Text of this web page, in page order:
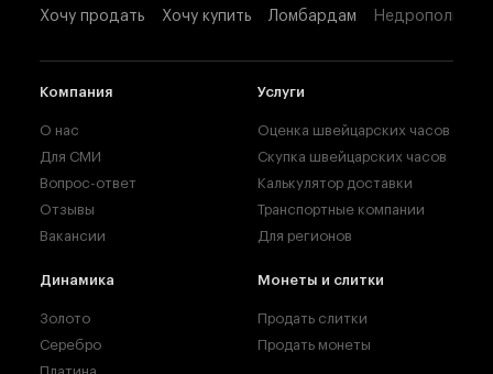
Хочу продать Хочу купить Ломбардам
Компания
О нас
Для СМИ
Вопрос-ответ
Отзывы
Вакансии
Услуги
Оценка швейцарских часов
Скупка швейцарских часов
Калькулятор доставки
Транспортные компании
Для регионов
Динамика
Золото
Серебро
Монеты и слитки
Продать слитки
Продать монеты